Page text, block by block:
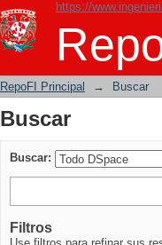
https://
Buscar
RepoFI Principal → Buscar
Buscar
Buscar:
Filtros